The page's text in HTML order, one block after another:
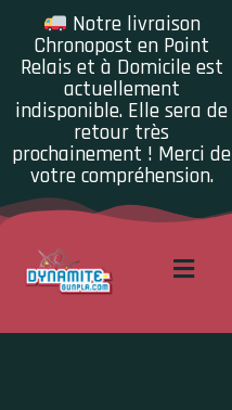
Notre livraison
Chronopost en Point
Relais et à Domicile est
actuellement
indisponible. Elle sera de
retour très
prochainement ! Merci de
votre compréhension.